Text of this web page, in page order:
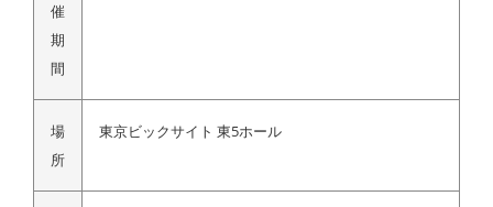
催
期
間
場
所
東京ビックサイト 東5ホール